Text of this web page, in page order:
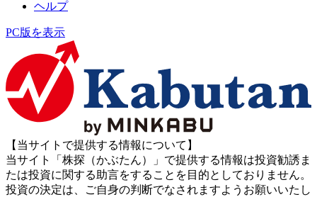
ヘルプ
PC版を表示
【当サイトで提供する情報について】
当サイト「株探（かぶたん）」で提供する情報は投資勧誘ま
たは投資に関する助言をすることを目的としておりません。
投資の決定は、ご自身の判断でなされますようお願いいたし